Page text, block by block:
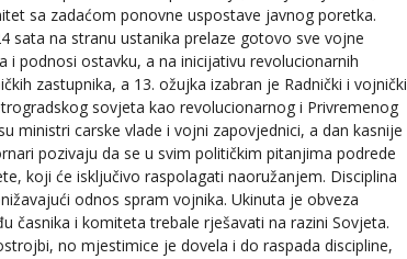
sa zadaćom ponovne uspostave javnog poretka.
sata na stranu ustanika prelaze gotovo sve vojne
podnosi ostavku, a na inicijativu revolucionarnih
zastupnika, a 13. ožujka izabran je Radnički i vojnički
sovjeta kao revolucionarnog i Privremenog
ministri carske vlade i vojni zapovjednici, a dan kasnije
pozivaju da se u svim političkim pitanjima podrede
koji će isključivo raspolagati naoružanjem. Disciplina
odnos spram vojnika. Ukinuta je obveza
časnika i komiteta trebale rješavati na razini Sovjeta.
no mjestimice je dovela i do raspada discipline,